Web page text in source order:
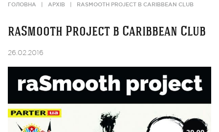
ГОЛОВНА АРХІВ RASMOOTH PROJECT В CARIBBEAN CLUB
raSmooth Project в Caribbean Club
26.02.2016